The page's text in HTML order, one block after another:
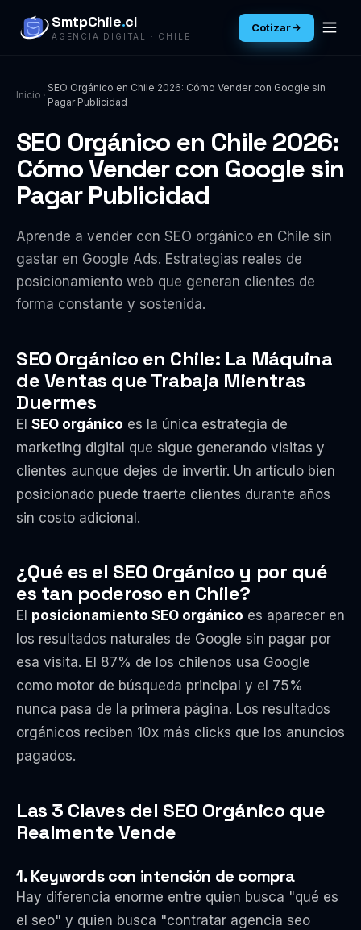
SmtpChile.cl
AGENCIA DIGITAL · CHILE
Cotizar
Inicio
SEO Orgánico en Chile 2026: Cómo Vender con Google sin
Pagar Publicidad
SEO Orgánico en Chile 2026:
Cómo Vender con Google sin
Pagar Publicidad
Aprende a vender con SEO orgánico en Chile sin
gastar en Google Ads. Estrategias reales de
posicionamiento web que generan clientes de
forma constante y sostenida.
SEO Orgánico en Chile: La Máquina
de Ventas que Trabaja Mientras
Duermes
El SEO orgánico es la única estrategia de
marketing digital que sigue generando visitas y
clientes aunque dejes de invertir. Un artículo bien
posicionado puede traerte clientes durante años
sin costo adicional.
¿Qué es el SEO Orgánico y por qué
es tan poderoso en Chile?
El posicionamiento SEO orgánico es aparecer en
los resultados naturales de Google sin pagar por
esa visita. El 87% de los chilenos usa Google
como motor de búsqueda principal y el 75%
nunca pasa de la primera página. Los resultados
orgánicos reciben 10x más clicks que los anuncios
pagados.
Las 3 Claves del SEO Orgánico que
Realmente Vende
1. Keywords con intención de compra
Hay diferencia enorme entre quien busca "qué es
el seo" y quien busca "contratar agencia seo